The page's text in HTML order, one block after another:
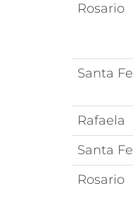
Rosario
Santa Fe
Rafaela
Santa Fe
Rosario